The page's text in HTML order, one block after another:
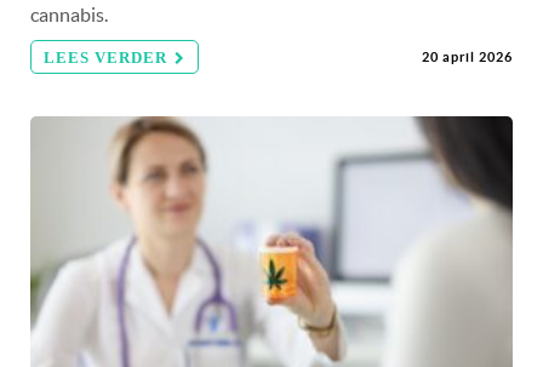
cannabis.
LEES VERDER 20 april 2026